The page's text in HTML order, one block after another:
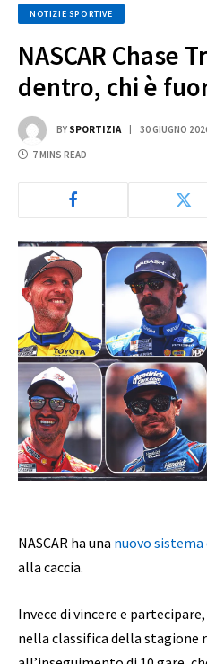
NOTIZIE SPORTIVE
NASCAR Chase
dentro, chi è
BY SPORTIZIA 30 GIUGNO
7 MINS READ
NASCAR ha una nuovo
alla caccia.
Invece di vincere e
nella classifica della stagione